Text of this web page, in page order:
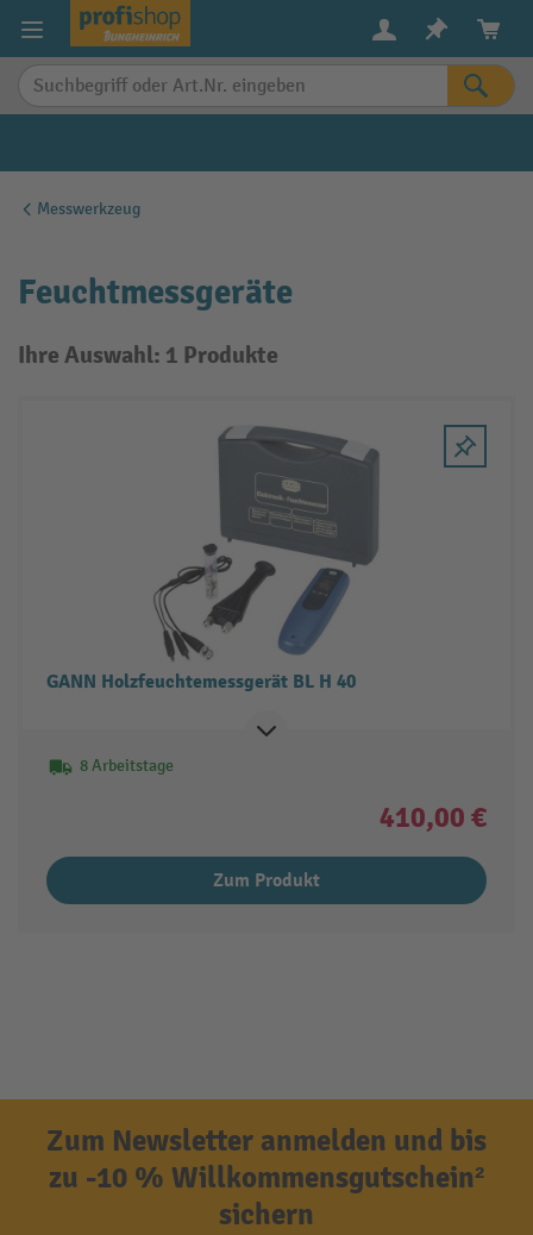
springen
Messwerkzeug
Feuchtmessgeräte
Ihre Auswahl: 1 Produkte
GANN Holzfeuchtemessgerät BL H 40
8 Arbeitstage
410,00 €
Zum Produkt
Zum Newsletter anmelden und bis
zu -10 % Willkommensgutschein²
sichern